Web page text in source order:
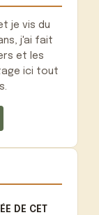
je vis du
j'ai fait
et les
ici tout
DE CET